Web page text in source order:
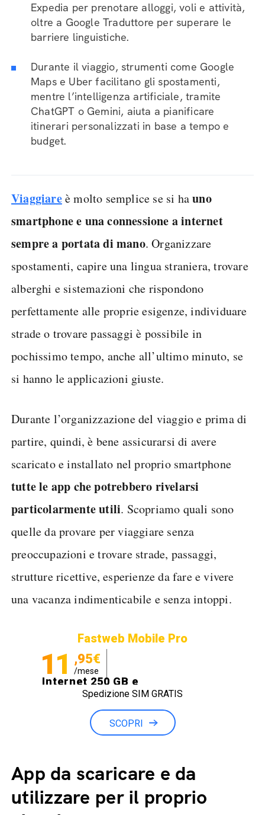
Expedia per prenotare alloggi, voli e attività,
oltre a Google Traduttore per superare le
barriere linguistiche.
Durante il viaggio, strumenti come Google
Maps e Uber facilitano gli spostamenti,
mentre l’intelligenza artificiale, tramite
ChatGPT o Gemini, aiuta a pianificare
itinerari personalizzati in base a tempo e
budget.
Viaggiareè molto semplice se si hauno
smartphone e una connessione a internet
sempre a portata di mano. Organizzare
spostamenti, capire una lingua straniera, trovare
alberghi e sistemazioni che rispondono
perfettamente alle proprie esigenze, individuare
strade o trovare passaggi è possibile in
pochissimo tempo, anche all’ultimo minuto, se
si hanno le applicazioni giuste.
Durante l’organizzazione del viaggio e prima di
partire, quindi, è bene assicurarsi di avere
scaricato e installato nel proprio smartphone
tutte le app che potrebbero rivelarsi
particolarmente utili. Scopriamo quali sono
quelle da provare per viaggiare senza
preoccupazioni e trovare strade, passaggi,
strutture ricettive, esperienze da fare e vivere
una vacanza indimenticabile e senza intoppi.
Fastweb Mobile Pro
11 ,95€
/mese
Internet 250 GB e
Minuti illimitati
Spedizione SIM GRATIS
SCOPRI
App da scaricare e da
utilizzare per il proprio